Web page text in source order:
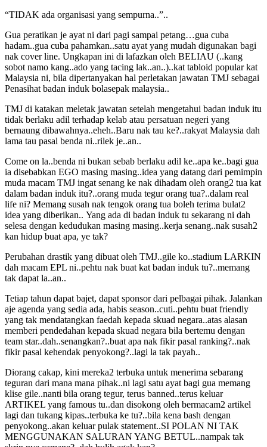
“TIDAK ada organisasi yang sempurna..”..
Gua peratikan je ayat ni dari pagi sampai petang…gua cuba
hadam..gua cuba pahamkan..satu ayat yang mudah digunakan bagi
nak cover line. Ungkapan ini di lafazkan oleh BELIAU (..kang
sobot namo kang..ado yang tacing lak..an..)..kat tabloid popular kat
Malaysia ni, bila dipertanyakan hal perletakan jawatan TMJ sebagai
Penasihat badan induk bolasepak malaysia..
TMJ di katakan meletak jawatan setelah mengetahui badan induk itu
tidak berlaku adil terhadap kelab atau persatuan negeri yang
bernaung dibawahnya..eheh..Baru nak tau ke?..rakyat Malaysia dah
lama tau pasal benda ni..rilek je..an..
Come on la..benda ni bukan sebab berlaku adil ke..apa ke..bagi gua
ia disebabkan EGO masing masing..idea yang datang dari pemimpin
muda macam TMJ ingat senang ke nak dihadam oleh orang2 tua kat
dalam badan induk itu?..orang muda tegur orang tua?..dalam real
life ni? Memang susah nak tengok orang tua boleh terima bulat2
idea yang diberikan.. Yang ada di badan induk tu sekarang ni dah
selesa dengan kedudukan masing masing..kerja senang..nak susah2
kan hidup buat apa, ye tak?
Perubahan drastik yang dibuat oleh TMJ..gile ko..stadium LARKIN
dah macam EPL ni..pehtu nak buat kat badan induk tu?..memang
tak dapat la..an..
Tetiap tahun dapat bajet, dapat sponsor dari pelbagai pihak. Jalankan
aje agenda yang sedia ada, habis season..cuti..pehtu buat friendly
yang tak mendatangkan faedah kepada skuad negara..atas alasan
memberi pendedahan kepada skuad negara bila bertemu dengan
team star..dah..senangkan?..buat apa nak fikir pasal ranking?..nak
fikir pasal kehendak penyokong?..lagi la tak payah..
Diorang cakap, kini mereka2 terbuka untuk menerima sebarang
teguran dari mana mana pihak..ni lagi satu ayat bagi gua memang
klise gile..nanti bila orang tegur, terus banned..terus keluar
ARTIKEL yang famous tu..dan disokong oleh bermacam2 artikel
lagi dan tukang kipas..terbuka ke tu?..bila kena bash dengan
penyokong..akan keluar pulak statement..SI POLAN NI TAK
MENGGUNAKAN SALURAN YANG BETUL..nampak tak